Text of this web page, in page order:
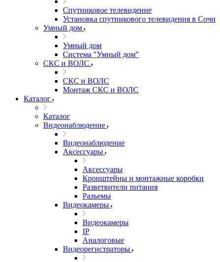
Спутниковое телевидение
Установка спутникового телевидения в Сочи
Умный дом
Умный дом
Система "Умный дом"
СКС и ВОЛС
СКС и ВОЛС
Монтаж СКС и ВОЛС
Каталог
Каталог
Видеонаблюдение
Видеонаблюдение
Аксессуары
Аксессуары
Кронштейны и монтажные коробки
Разветвители питания
Разъемы
Видеокамеры
Видеокамеры
IP
Аналоговые
Видеорегистраторы